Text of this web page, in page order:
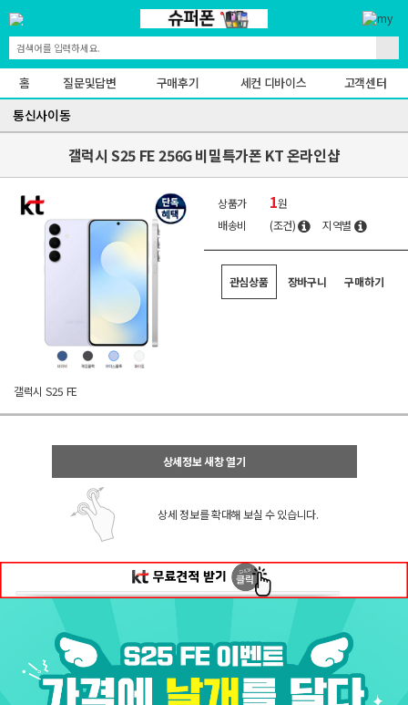
홈 질문및답변 구매후기 세컨 디바이스 고객센터
통신사이동
갤럭시 S25 FE 256G 비밀특가폰 KT 온라인샵
갤럭시 S25 FE
상품가 1원
배송비
(조건) 지역별
관심상품 장바구니 구매하기
상세정보 새창 열기
상세 정보를 확대해 보실 수 있습니다.